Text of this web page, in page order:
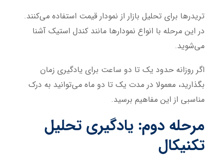
تریدرها برای تحلیل بازار از نمودار قیمت استفاده می‌کنند.
در این مرحله با انواع نمودارها مانند کندل استیک آشنا
می‌شوید.
اگر روزانه حدود یک تا دو ساعت برای یادگیری زمان
بگذارید، معمولا در مدت یک تا دو ماه می‌توانید به درک
مناسبی از این مفاهیم برسید.
مرحله دوم: یادگیری تحلیل
تکنیکال